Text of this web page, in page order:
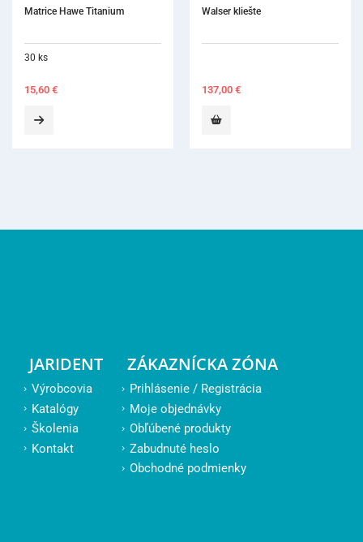
Walser kliešte
JARIDENT
Výrobcovia
Katalógy
Školenia
Kontakt
ZÁKAZNÍCKA ZÓNA
Prihlásenie / Registrácia
Moje objednávky
Obľúbené produkty
Zabudnuté heslo
Obchodné podmienky